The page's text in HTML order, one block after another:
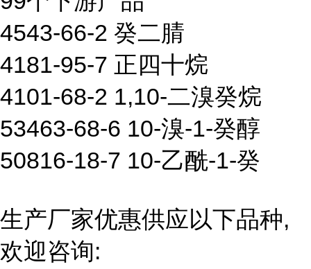
4543-66-2 癸二腈
4181-95-7 正四十烷
4101-68-2 1,10-二溴癸烷
53463-68-6 10-溴-1-癸醇
50816-18-7 10-乙酰-1-癸
生产厂家优惠供应以下品种,
欢迎咨询: